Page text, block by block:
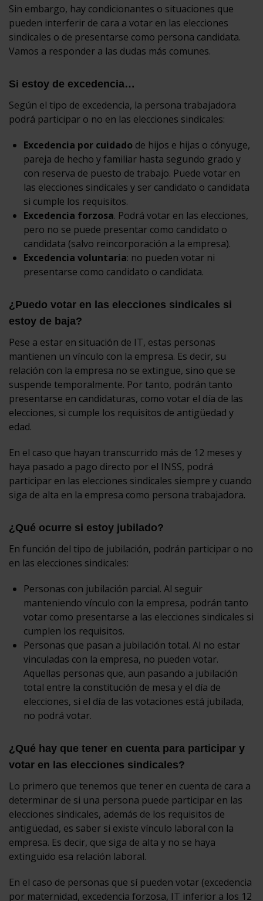
Sin embargo, hay condicionantes o situaciones que
pueden interferir de cara a votar en las elecciones
sindicales o de presentarse como persona candidata.
Vamos a responder a las dudas más comunes.
Si estoy de excedencia…
Según el tipo de excedencia, la persona trabajadora
podrá participar o no en las elecciones sindicales:
Excedencia por cuidado de hijos e hijas o cónyuge,
pareja de hecho y familiar hasta segundo grado y
con reserva de puesto de trabajo. Puede votar en
las elecciones sindicales y ser candidato o candidata
si cumple los requisitos.
Excedencia forzosa. Podrá votar en las elecciones,
pero no se puede presentar como candidato o
candidata (salvo reincorporación a la empresa).
Excedencia voluntaria: no pueden votar ni
presentarse como candidato o candidata.
¿Puedo votar en las elecciones sindicales si
estoy de baja?
Pese a estar en situación de IT, estas personas
mantienen un vínculo con la empresa. Es decir, su
relación con la empresa no se extingue, sino que se
suspende temporalmente. Por tanto, podrán tanto
presentarse en candidaturas, como votar el día de las
elecciones, si cumple los requisitos de antigüedad y
edad.
En el caso que hayan transcurrido más de 12 meses y
haya pasado a pago directo por el INSS, podrá
participar en las elecciones sindicales siempre y cuando
siga de alta en la empresa como persona trabajadora.
¿Qué ocurre si estoy jubilado?
En función del tipo de jubilación, podrán participar o no
en las elecciones sindicales:
Personas con jubilación parcial. Al seguir
manteniendo vínculo con la empresa, podrán tanto
votar como presentarse a las elecciones sindicales si
cumplen los requisitos.
Personas que pasan a jubilación total. Al no estar
vinculadas con la empresa, no pueden votar.
Aquellas personas que, aun pasando a jubilación
total entre la constitución de mesa y el día de
elecciones, si el día de las votaciones está jubilada,
no podrá votar.
¿Qué hay que tener en cuenta para participar y
votar en las elecciones sindicales?
Lo primero que tenemos que tener en cuenta de cara a
determinar de si una persona puede participar en las
elecciones sindicales, además de los requisitos de
antigüedad, es saber si existe vínculo laboral con la
empresa. Es decir, que siga de alta y no se haya
extinguido esa relación laboral.
En el caso de personas que sí pueden votar (excedencia
por maternidad, excedencia forzosa, IT inferior a los 12